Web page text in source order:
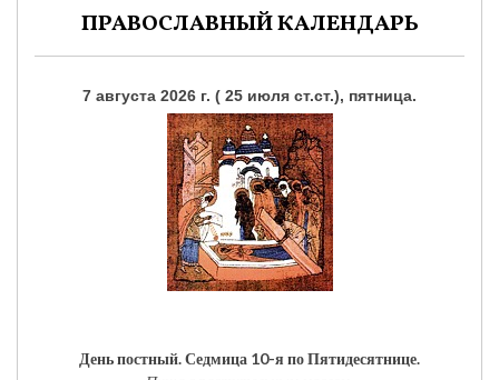
ПРАВОСЛАВНЫЙ КАЛЕНДАРЬ
7 августа 2026 г. ( 25 июля ст.ст.), пятница.
День постный.Седмица 10-я по Пятидесятнице.